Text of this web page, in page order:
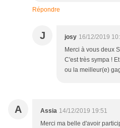
Répondre
J josy 16/12/2019
Merci à vous deux
C'est très sympa !
ou la meilleur(e)
A Assia 14/12/2019 19:51
Merci ma belle d'avoir